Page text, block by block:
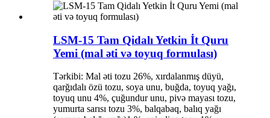
LSM-15 Tam Qidalı Yetkin İt Quru
Yemi (mal əti və toyuq formulası)
Tərkibi: Mal əti tozu 26%, xırdalanmış düyü,
qarğıdalı özü tozu, soya unu, buğda, toyuq yağı,
toyuq unu 4%, çuğundur unu, pivə mayası tozu,
yumurta sarısı tozu 3%, balqabaq, balıq yağı